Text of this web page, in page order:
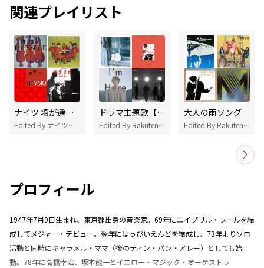
関連プレイリスト
ナイツ 塙が選ぶYMO
Edited By ナイツ・塙宣之
ドラマ主題歌【2020年1月～3月】
Edited By Rakuten Music
大人の雨ソング
Edited By Rakuten Music
プロフィール
1947年7月9日生まれ、東京都出身の音楽家。69年にエイプリル・フールを結
成してメジャー・デビュー。翌年にはっぴいえんどを結成し、73年よりソロ
活動と同時にキャラメル・ママ（後のティン・パン・アレー）としても始
動。78年に高橋幸宏、坂本龍一とイエロー・マジック・オーケストラ